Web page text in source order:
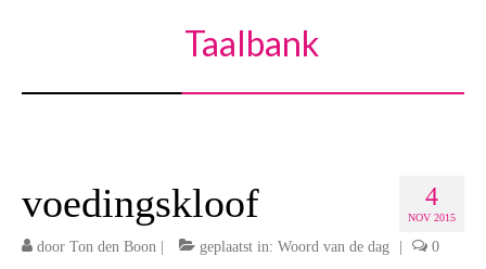
Taalbank
4
NOV 2015
voedingskloof
door Ton den Boon geplaatst in: Woord van de dag 0